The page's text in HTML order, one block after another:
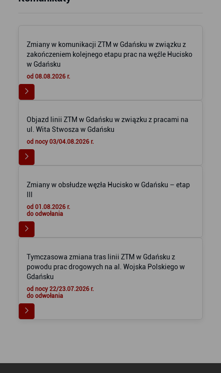
Zmiany w komunikacji ZTM w Gdańsku w związku z
zakończeniem kolejnego etapu prac na węźle Hucisko
w Gdańsku
od 08.08.2026 r.
Objazd linii ZTM w Gdańsku w związku z pracami na
ul. Wita Stwosza w Gdańsku
od nocy 03/04.08.2026 r.
Zmiany w obsłudze węzła Hucisko w Gdańsku – etap
od 01.08.2026 r.
do odwołania
Tymczasowa zmiana tras linii ZTM w Gdańsku z
powodu prac drogowych na al. Wojska Polskiego w
Gdańsku
od nocy 22/23.07.2026 r.
do odwołania